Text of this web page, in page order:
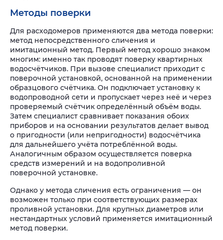
Методы поверки
Для расходомеров применяются два метода поверки:
метод непосредственного сличения и
имитационный метод. Первый метод хорошо знаком
многим: именно так проводят поверку квартирных
водосчётчиков. При вызове специалист приходит с
поверочной установкой, основанной на применении
образцового счётчика. Он подключает установку к
водопроводной сети и пропускает через неё и через
проверяемый счётчик определённый объём воды.
Затем специалист сравнивает показания обоих
приборов и на основании результатов делает вывод
о пригодности (или непригодности) водосчётчика
для дальнейшего учёта потреблённой воды.
Аналогичным образом осуществляется поверка
средств измерений и на водопроливной
поверочной установке.
Однако у метода сличения есть ограничения — он
возможен только при соответствующих размерах
проливной установки. Для крупных диаметров или
нестандартных условий применяется имитационный
метод поверки.